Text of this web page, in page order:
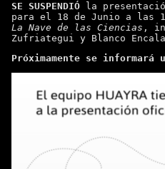
SE SUSPENDIÓ la
para el 18 de Junio a las
La Nave de las Ciencias ,
Zufriategui y Blanco
Próximamente se informará